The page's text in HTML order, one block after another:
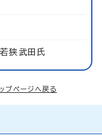
狭武田氏
ップページへ戻る